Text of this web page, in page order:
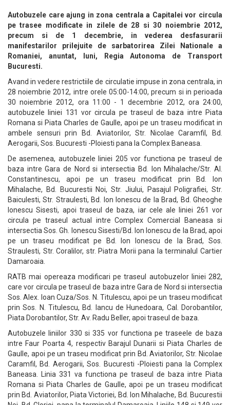
Autobuzele care ajung in zona centrala a Capitalei vor circula
pe trasee modificate in zilele de 28 si 30 noiembrie 2012,
precum si de 1 decembrie, in vederea desfasurarii
manifestarilor prilejuite de sarbatorirea Zilei Nationale a
Romaniei, anuntat, luni, Regia Autonoma de Transport
Bucuresti.
Avand in vedere restrictiile de circulatie impuse in zona centrala, in
28 noiembrie 2012, intre orele 05:00-14:00, precum si in perioada
30 noiembrie 2012, ora 11:00 - 1 decembrie 2012, ora 24:00,
autobuzele liniei 131 vor circula pe traseul de baza intre Piata
Romana si Piata Charles de Gaulle, apoi pe un traseu modificat in
ambele sensuri prin Bd. Aviatorilor, Str. Nicolae Caramfil, Bd.
Aerogarii, Sos. Bucuresti -Ploiesti pana la Complex Baneasa.
De asemenea, autobuzele liniei 205 vor functiona pe traseul de
baza intre Gara de Nord si intersectia Bd. Ion Mihalache/Str. Al.
Constantinescu, apoi pe un traseu modificat prin Bd. Ion
Mihalache, Bd. Bucurestii Noi, Str. Jiului, Pasajul Poligrafiei, Str.
Baiculesti, Str. Straulesti, Bd. Ion Ionescu de la Brad, Bd. Gheoghe
Ionescu Sisesti, apoi traseul de baza, iar cele ale liniei 261 vor
circula pe traseul actual intre Complex Comercial Baneasa si
intersectia Sos. Gh. Ionescu Sisesti/Bd. Ion Ionescu de la Brad, apoi
pe un traseu modificat pe Bd. Ion Ionescu de la Brad, Sos.
Straulesti, Str. Coralilor, str. Piatra Morii pana la terminalul Cartier
Damaroaia.
RATB mai opereaza modificari pe traseul autobuzelor liniei 282,
care vor circula pe traseul de baza intre Gara de Nord si intersectia
Sos. Alex. Ioan Cuza/Sos. N. Titulescu, apoi pe un traseu modificat
prin Sos. N. Titulescu, Bd. Iancu de Hunedoara, Cal. Dorobantilor,
Piata Dorobantilor, Str. Av. Radu Beller, apoi traseul de baza.
Autobuzele liniilor 330 si 335 vor functiona pe traseele de baza
intre Faur Poarta 4, respectiv Barajul Dunarii si Piata Charles de
Gaulle, apoi pe un traseu modificat prin Bd. Aviatorilor, Str. Nicolae
Caramfil, Bd. Aerogarii, Sos. Bucuresti -Ploiesti pana la Complex
Baneasa. Linia 331 va functiona pe traseul de baza intre Piata
Romana si Piata Charles de Gaulle, apoi pe un traseu modificat
prin Bd. Aviatorilor, Piata Victoriei, Bd. Ion Mihalache, Bd. Bucurestii